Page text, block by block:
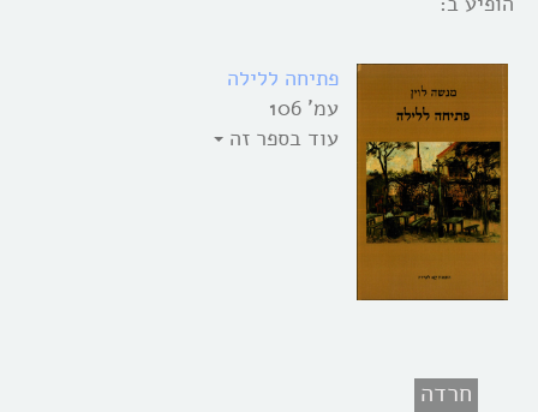
פתיחה ללילה
עמ' 106
עוד בספר זה
חרדה